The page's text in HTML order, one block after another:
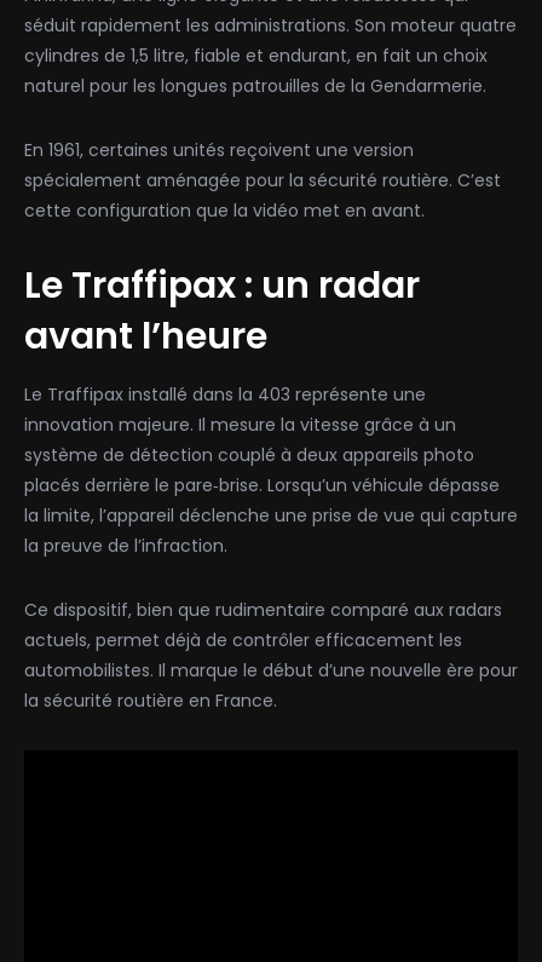
séduit rapidement les administrations. Son moteur quatre
cylindres de 1,5 litre, fiable et endurant, en fait un choix
naturel pour les longues patrouilles de la Gendarmerie.
En 1961, certaines unités reçoivent une version
spécialement aménagée pour la sécurité routière. C’est
cette configuration que la vidéo met en avant.
Le Traffipax : un radar
avant l’heure
Le Traffipax installé dans la 403 représente une
innovation majeure. Il mesure la vitesse grâce à un
système de détection couplé à deux appareils photo
placés derrière le pare‑brise. Lorsqu’un véhicule dépasse
la limite, l’appareil déclenche une prise de vue qui capture
la preuve de l’infraction.
Ce dispositif, bien que rudimentaire comparé aux radars
actuels, permet déjà de contrôler efficacement les
automobilistes. Il marque le début d’une nouvelle ère pour
la sécurité routière en France.